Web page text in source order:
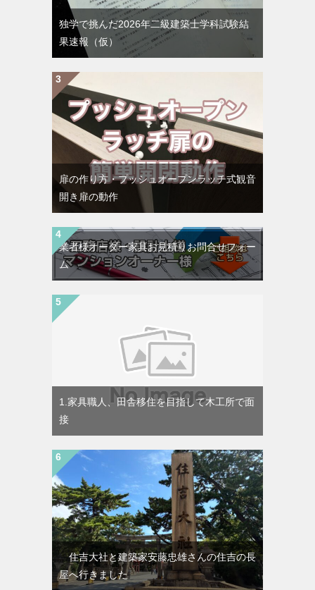
独学で挑んだ2026年二級建築士学科試験結
果速報（仮）
扉の作り方・プッシュオープンラッチ式観音
開き扉の動作
業者様オーダー家具お見積りお問合せフォー
ム
1.家具職人、田舎移住を目指して木工所で面
接
住吉大社と建築家安藤忠雄さんの住吉の長
屋へ行きました